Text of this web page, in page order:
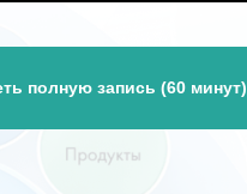
полную запись (60 минут)